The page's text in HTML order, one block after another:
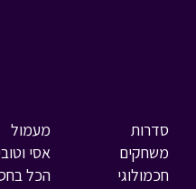
סדרות
משחקים
חכמולוגי
מעמול
אסי
הכל